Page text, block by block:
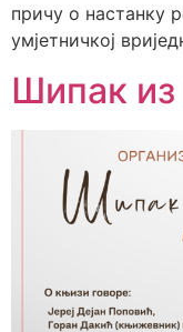
причу о настанку
умјетничкој
Шипак